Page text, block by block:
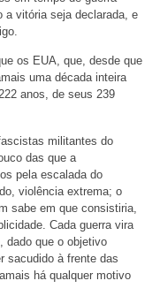
a vitória seja declarada, e
os EUA, que, desde que
uma década inteira
anos, de seus 239
militantes do
das que a
pela escalada do
violência extrema; o
sabe em que consistiria,
Cada guerra vira
dado que o objetivo
sacudido à frente das
há qualquer motivo